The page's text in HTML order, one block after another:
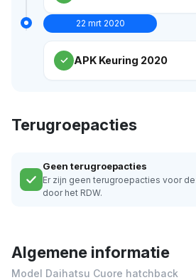
22 mrt 2020
APK Keuring 2020
Terugroepacties
Geen terugroepacties
Er zijn geen terugroepacties voor
door het RDW.
Algemene informatie
Model Daihatsu Cuore hatchback